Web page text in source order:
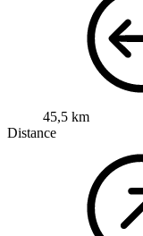
45,5 km
Distance